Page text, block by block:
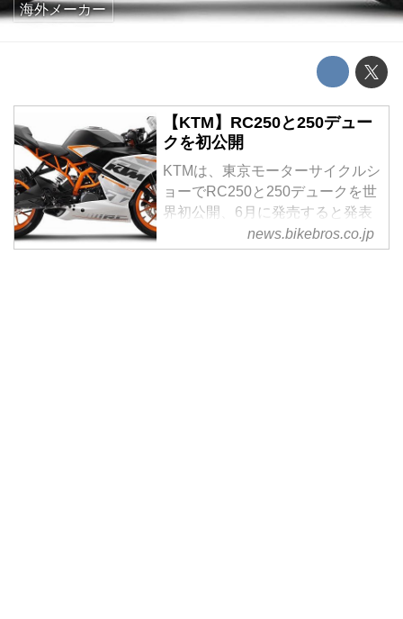
海外メーカー
【KTM】RC250と250デュー
クを初公開
KTMは、東京モーターサイクルシ
ョーでRC250と250デュークを世
界初公開、6月に発売すると発表
news.bikebros.co.jp